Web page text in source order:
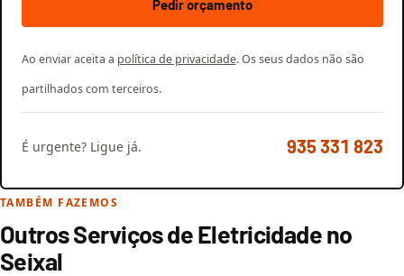
Pedir orçamento
Ao enviar aceita a política de privacidade. Os seus dados não são
partilhados com terceiros.
É urgente? Ligue já. 935 331 823
TAMBÉM FAZEMOS
Outros Serviços de Eletricidade no
Seixal